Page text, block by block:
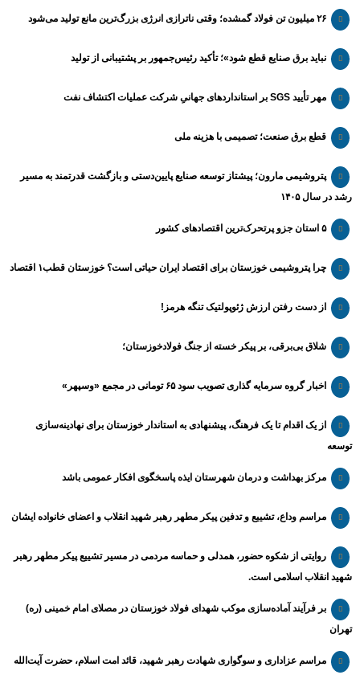
۲۶ میلیون تن فولاد گمشده؛ وقتی ناترازی انرژی بزرگ‌ترین مانع تولید می‌شود
نباید برق صنایع قطع شود»؛ تأکید رئیس‌جمهور بر پشتیبانی از تولید
مهر تأیید SGS بر استانداردهای جهانیِ شرکت عملیات اکتشاف نفت
قطع برق صنعت؛ تصمیمی با هزینه ملی
پتروشیمی مارون؛ پیشتاز توسعه صنایع پایین‌دستی و بازگشت قدرتمند به مسیر
رشد در سال ۱۴۰۵
۵ استان جزو پرتحرک‌ترین اقتصاد‌های کشور
چرا پتروشیمی خوزستان برای اقتصاد ایران حیاتی است؟ خوزستان قطب۱ اقتصاد
از دست رفتن ارزش ژئوپولتیک تنگه هرمز!
شلاق‌ بی‌برقی، بر پیکر خسته‌ از جنگ فولادخوزستان؛
اخبار گروه سرمایه گذاری تصویب سود ۶۵ تومانی در مجمع «وسپهر»
از یک اقدام تا یک فرهنگ، پیشنهادی به استاندار خوزستان برای نهادینه‌سازی
توسعه
مرکز بهداشت و درمان شهرستان ایذه پاسخگوی افکار عمومی باشد
مراسم وداع، تشییع و تدفین پیکر مطهر رهبر شهید انقلاب و اعضای خانواده ایشان
روایتی از شکوه حضور، همدلی و حماسه مردمی در مسیر تشییع پیکر مطهر رهبر
شهید انقلاب اسلامی است.
بر فرآیند آماده‌سازی موکب شهدای فولاد خوزستان در مصلای امام خمینی (ره)
تهران
مراسم عزاداری و سوگواری شهادت رهبر شهید، قائد امت اسلام، حضرت آیت‌الله